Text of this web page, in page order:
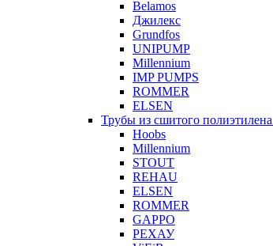
Belamos
Джилекс
Grundfos
UNIPUMP
Millennium
IMP PUMPS
ROMMER
ELSEN
Трубы из сшитого полиэтилена
Hoobs
Millennium
STOUT
REHAU
ELSEN
ROMMER
GAPPO
РЕХАУ